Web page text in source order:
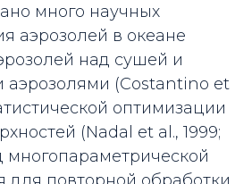
много научных
аэрозолей в океане
над сушей и
(Costantino et
оптимизации
(Nadal et al., 1999;
многопараметрической